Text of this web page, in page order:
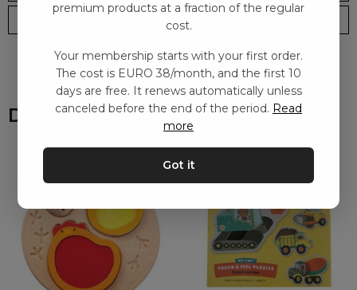
Leveranstid: 2-10 dagar Frakt EURO 4
Du kanske också gillar
premium products at a fraction of the regular
cost.
Your membership starts with your first order.
The cost is EURO 38/month, and the first 10
days are free. It renews automatically unless
canceled before the end of the period. Read
more
Got it